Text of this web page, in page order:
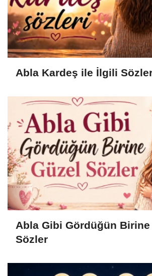
Abla Kardeş ile İlgili
Abla Gibi Gördüğün Birine
Sözler